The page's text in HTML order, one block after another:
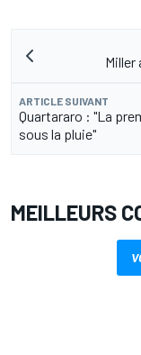
Miller
ARTICLE SUIVANT
Quartararo : "La
sous la pluie"
MEILLEURS